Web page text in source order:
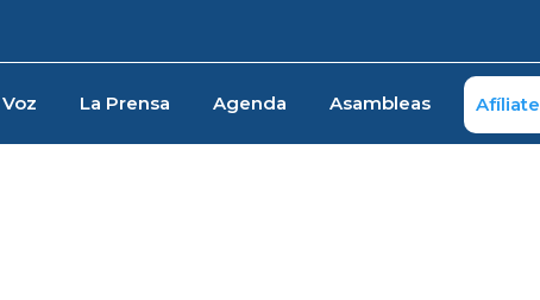
La Prensa Agenda Asambleas Afíliate